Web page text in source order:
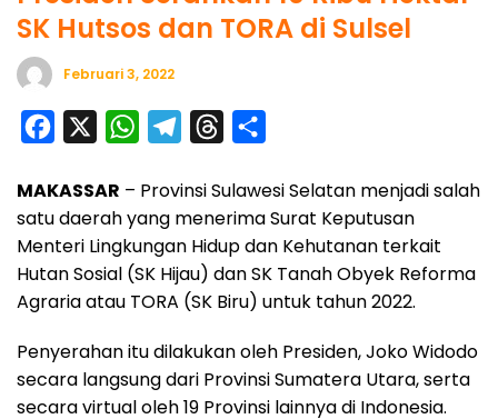
SK Hutsos dan TORA di Sulsel
Februari 3, 2022
c
e
b
o
k
W
a
t
s
A
p
l
e
g
r
m
r
e
a
d
a
r
e
MAKASSAR – Provinsi Sulawesi Selatan menjadi salah
satu daerah yang menerima Surat Keputusan
Menteri Lingkungan Hidup dan Kehutanan terkait
Hutan Sosial (SK Hijau) dan SK Tanah Obyek Reforma
Agraria atau TORA (SK Biru) untuk tahun 2022.
Penyerahan itu dilakukan oleh Presiden, Joko Widodo
secara langsung dari Provinsi Sumatera Utara, serta
secara virtual oleh 19 Provinsi lainnya di Indonesia.